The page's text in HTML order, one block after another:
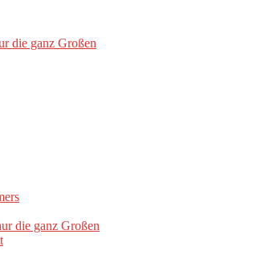
die ganz Großen
die ganz Großen